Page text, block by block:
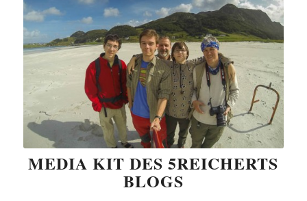
MEDIA KIT DES 5REICHERTS
BLOGS